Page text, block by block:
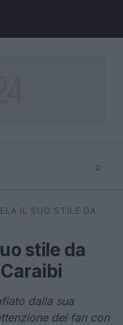
⌕
⌕
IL SUO STILE DA
stile da
dalla sua
dei fan con